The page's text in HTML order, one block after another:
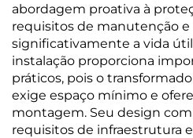
abordagem proativa à
requisitos de manutenção e
significativamente a vida
instalação proporciona
práticos, pois o
exige espaço mínimo e
montagem. Seu design
requisitos de infraestrutura